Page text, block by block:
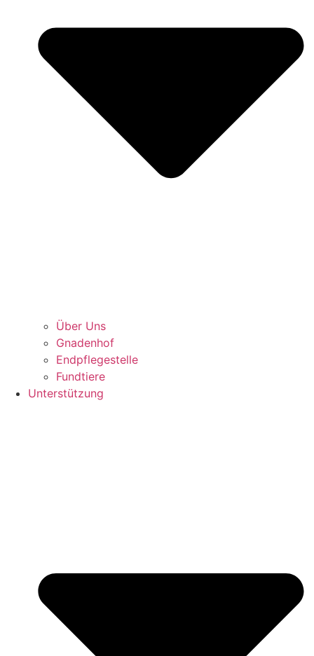
Über Uns
Gnadenhof
Endpflegestelle
Fundtiere
Unterstützung